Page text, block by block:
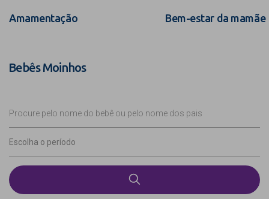
Amamentação Bem-estar da mamãe
Bebês Moinhos
Procure pelo nome do bebê ou pelo nome dos pais
Escolha o período